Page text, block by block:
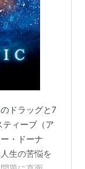
トロン
ルジャー
演
ドラッグと7
ィーブ（ア
・ドーナ
生の苦悩を